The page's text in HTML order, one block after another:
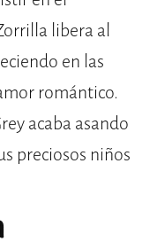
libera al
en las
romántico.
acaba asando
preciosos niños